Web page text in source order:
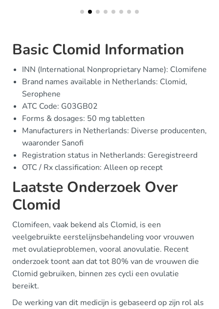
Basic Clomid Information
INN (International Nonproprietary Name): Clomifene
Brand names available in Netherlands: Clomid,
Serophene
ATC Code: G03GB02
Forms & dosages: 50 mg tabletten
Manufacturers in Netherlands: Diverse producenten,
waaronder Sanofi
Registration status in Netherlands: Geregistreerd
OTC / Rx classification: Alleen op recept
Laatste Onderzoek Over
Clomid
Clomifeen, vaak bekend als Clomid, is een
veelgebruikte eerstelijnsbehandeling voor vrouwen
met ovulatieproblemen, vooral anovulatie. Recent
onderzoek toont aan dat tot 80% van de vrouwen die
Clomid gebruiken, binnen zes cycli een ovulatie
bereikt.
De werking van dit medicijn is gebaseerd op zijn rol als